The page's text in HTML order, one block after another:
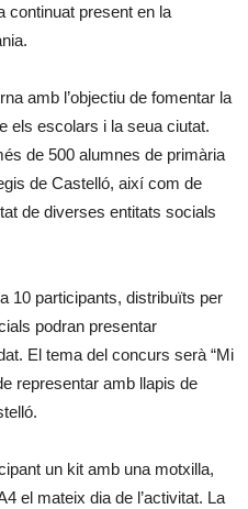
continuat present en la
amb l’objectiu de fomentar la
els escolars i la seua ciutat.
de 500 alumnes de primària
de Castelló, així com de
de diverses entitats socials
10 participants, distribuïts per
podran presentar
El tema del concurs serà “Mi
representar amb llapis de
un kit amb una motxilla,
el mateix dia de l’activitat. La